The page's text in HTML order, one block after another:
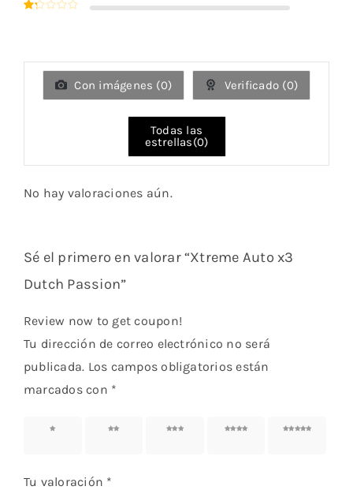
con2
5
Con imágenes (0) Verificado (0)
Todas las
estrellas(0)
No hay valoraciones aún.
Sé el primero en valorar “Xtreme Auto x3
Dutch Passion”
Review now to get coupon!
Tu dirección de correo electrónico no será
publicada. Los campos obligatorios están
marcados con *
1 de 5
2 de 5
3 de 5
4 de 5
5 de 5
Tu valoración *